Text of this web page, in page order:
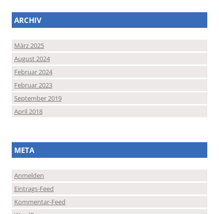
ARCHIV
März 2025
August 2024
Februar 2024
Februar 2023
September 2019
April 2018
META
Anmelden
Eintrags-Feed
Kommentar-Feed